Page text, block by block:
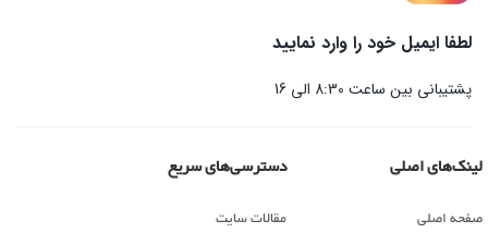
لطفا ایمیل خود را وارد نمایید
پشتیبانی بین ساعت 8:30 الی 16
لینک‌های اصلی
صفحه اصلی
دسترسی‌های سریع
مقالات سایت